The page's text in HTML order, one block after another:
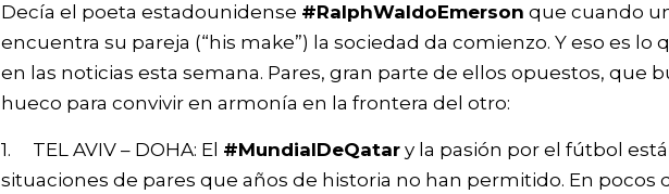
Decía el poeta estadounidense #RalphWaldoEmerson que cuando
encuentra su pareja (“his make”) la sociedad da comienzo. Y eso es lo
en las noticias esta semana. Pares, gran parte de ellos opuestos, que
hueco para convivir en armonía en la frontera del otro:
1. TEL AVIV – DOHA: El #MundialDeQatary la pasión por el fútbol
situaciones de pares que años de historia no han permitido. En pocos